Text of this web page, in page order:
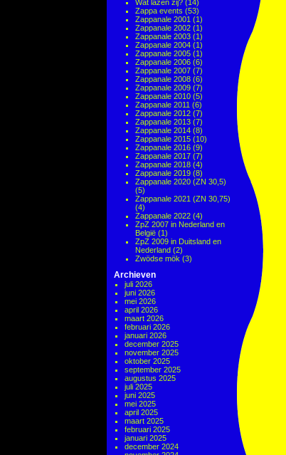
Wat lazen zij? (14)
Zappa events (53)
Zappanale 2001 (1)
Zappanale 2002 (1)
Zappanale 2003 (1)
Zappanale 2004 (1)
Zappanale 2005 (1)
Zappanale 2006 (6)
Zappanale 2007 (7)
Zappanale 2008 (6)
Zappanale 2009 (7)
Zappanale 2010 (5)
Zappanale 2011 (6)
Zappanale 2012 (7)
Zappanale 2013 (7)
Zappanale 2014 (8)
Zappanale 2015 (10)
Zappanale 2016 (9)
Zappanale 2017 (7)
Zappanale 2018 (4)
Zappanale 2019 (8)
Zappanale 2020 (ZN 30,5)
(5)
Zappanale 2021 (ZN 30,75)
(4)
Zappanale 2022 (4)
ZpZ 2007 in Nederland en
België (1)
ZpZ 2009 in Duitsland en
Nederland (2)
Zwödse mök (3)
Archieven
juli 2026
juni 2026
mei 2026
april 2026
maart 2026
februari 2026
januari 2026
december 2025
november 2025
oktober 2025
september 2025
augustus 2025
juli 2025
juni 2025
mei 2025
april 2025
maart 2025
februari 2025
januari 2025
december 2024